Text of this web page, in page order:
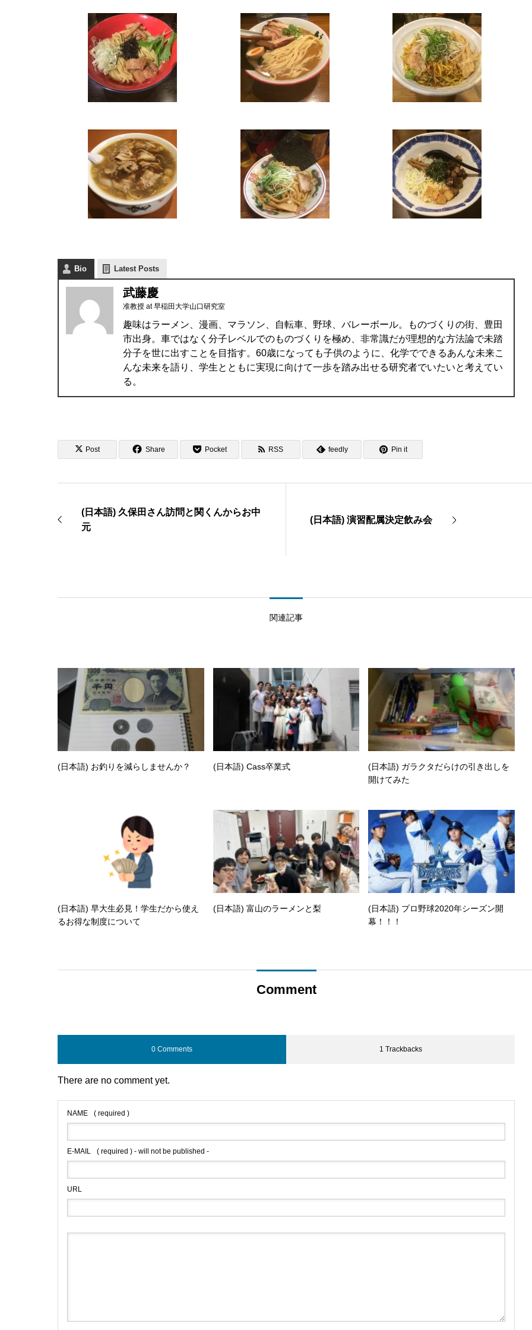
Bio Latest Posts
武藤慶
准教授 at早稲田大学山口研究室
趣味はラーメン、漫画、マラソン、自転車、野球、バレーボール。ものづくりの街、豊田
市出身。車ではなく分子レベルでのものづくりを極め、非常識だが理想的な方法論で未踏
分子を世に出すことを目指す。60歳になっても子供のように、化学でできるあんな未来こ
んな未来を語り、学生とともに実現に向けて一歩を踏み出せる研究者でいたいと考えてい
る。
Post Share Pocket RSS feedly Pin it
(日本語) 久保田さん訪問と関くんからお中
元
(日本語) 演習配属決定飲み会
関連記事
(日本語) お釣りを減らしませんか？ (日本語) Cass卒業式
(日本語) ガラクタだらけの引き出しを
開けてみた
(日本語) 早大生必見！学生だから使え
るお得な制度について
(日本語) 富山のラーメンと梨
(日本語) プロ野球2020年シーズン開
幕！！！
Comment
0 Comments 1 Trackbacks
There are no comment yet.
NAME ( required )
E-MAIL ( required ) - will not be published -
URL